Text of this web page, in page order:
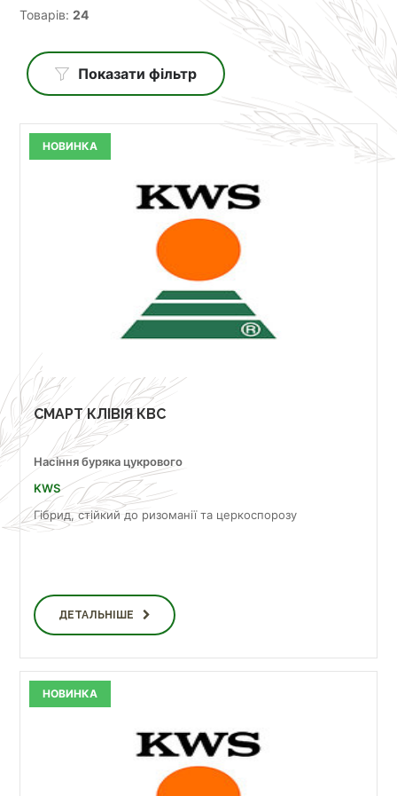
Товарів: 24
Показати фільтр
СМАРТ КЛІВІЯ КВС
Насіння буряка цукрового
KWS
Гібрид, стійкий до ризоманії та церкоспорозу
ДЕТАЛЬНІШЕ
НОВИНКА
НОВИНКА